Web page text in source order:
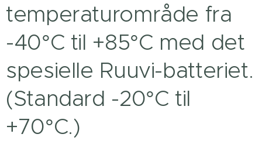
temperaturområde fra
-40°C til +85°C med det
spesielle Ruuvi-batteriet.
(Standard -20°C til
+70°C.)